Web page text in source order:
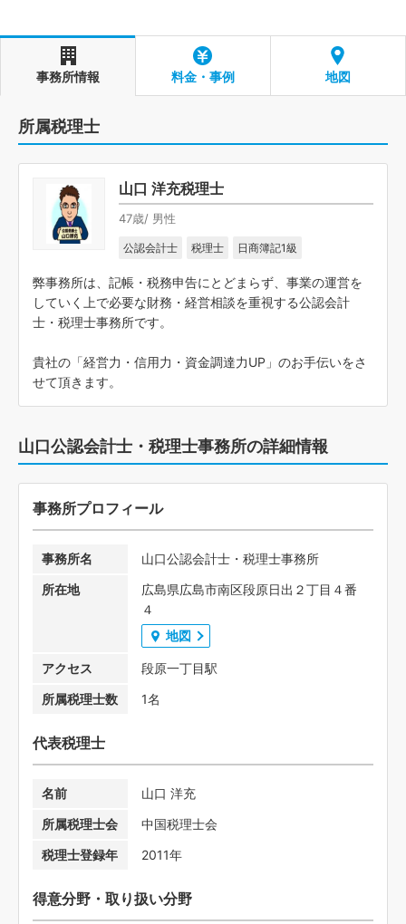
事務所情報 料金・事例 地図
所属税理士
山口 洋充税理士
47歳/ 男性
公認会計士 税理士 日商簿記1級
弊事務所は、記帳・税務申告にとどまらず、事業の運営を
していく上で必要な財務・経営相談を重視する公認会計
士・税理士事務所です。
貴社の「経営力・信用力・資金調達力UP」のお手伝いをさ
せて頂きます。
山口公認会計士・税理士事務所の詳細情報
事務所プロフィール
事務所名
山口公認会計士・税理士事務所
所在地
広島県広島市南区段原日出２丁目４番
４
地図
アクセス
段原一丁目駅
所属税理士数
1名
代表税理士
名前
山口 洋充
所属税理士会
中国税理士会
税理士登録年
2011年
得意分野・取り扱い分野